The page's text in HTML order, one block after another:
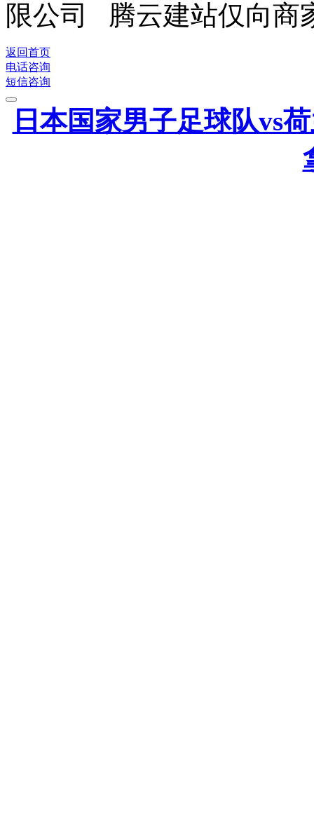
限公司 腾云建站仅向商
返回首页
电话咨询
短信咨询
日本国家男子足球队vs